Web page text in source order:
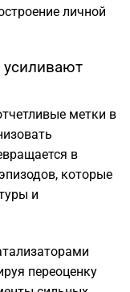
личной
метки в
в
которые
и
переоценку